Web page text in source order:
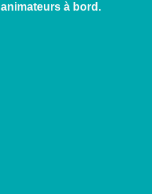
animateurs à bord.